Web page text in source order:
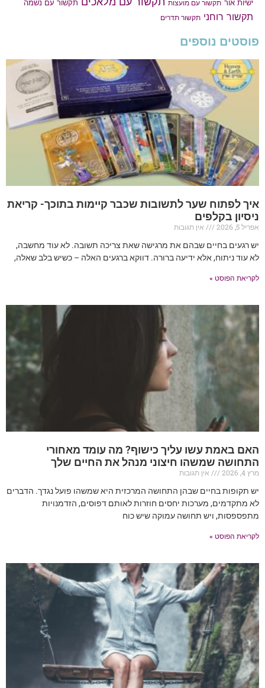
ישיות אור תקשור עם מועצות תקשור עם נשמה
תקשור רוחני תקשור תדרים
פוסטים נוספים
איך לפתוח שער לתשובות שכבר קיימות בתוכך- קריאת
ניסיון בקלפים
אפריל 5, 2026
אין תגובות
יש רגעים בחיים שבהם את מרגישה שאת צריכה תשובה. לא עוד מחשבה,
לא עוד ניתוח, אלא ידיעה ברורה. דווקא ברגעים האלה – כשיש בלב שאלה,
לקריאת הפוסט »
האם באמת עשו עליך כישוף? מה עומד מאחורי
התחושה שמשהו חיצוני מנהל את החיים שלך
מרץ 4, 2026
אין תגובות
יש תקופות בחיים שבהן התחושה המרכזית היא שמשהו פועל נגדך. הדברים
לא מתקדמים, מערכות יחסים חוזרות לאותם דפוסים, הזדמנויות
מתפספסות, ויש תחושה עמוקה שיש כוח
לקריאת הפוסט »